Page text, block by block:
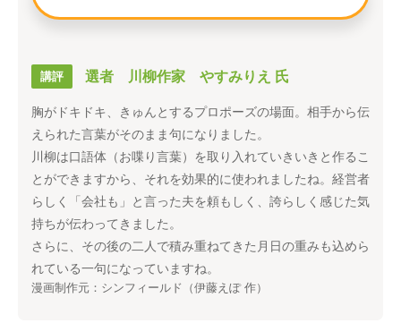
講評 選者 川柳作家 やすみりえ 氏
胸がドキドキ、きゅんとするプロポーズの場面。相手から伝
えられた言葉がそのまま句になりました。
川柳は口語体（お喋り言葉）を取り入れていきいきと作るこ
とができますから、それを効果的に使われましたね。経営者
らしく「会社も」と言った夫を頼もしく、誇らしく感じた気
持ちが伝わってきました。
さらに、その後の二人で積み重ねてきた月日の重みも込めら
れている一句になっていますね。
漫画制作元：シンフィールド（伊藤えぽ 作）